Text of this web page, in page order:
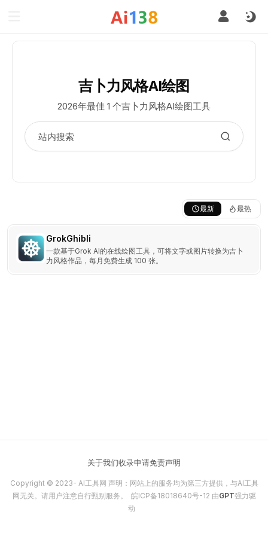
吉卜力风格AI绘图
2026年最佳 1 个吉卜力风格AI绘图工具
最新 最热
GrokGhibli
一款基于Grok AI的在线绘图工具，可将文字或图片转换为吉卜
力风格作品，每月免费生成 100 张。
关于我们收录申请免责声明
Copyright © 2023- AI工具网 声明：网站上的服务均为第三方提供，与AI工具
网无关。请用户注意自行甄别服务。 皖ICP备18018640号-12 由GPT强力驱
动